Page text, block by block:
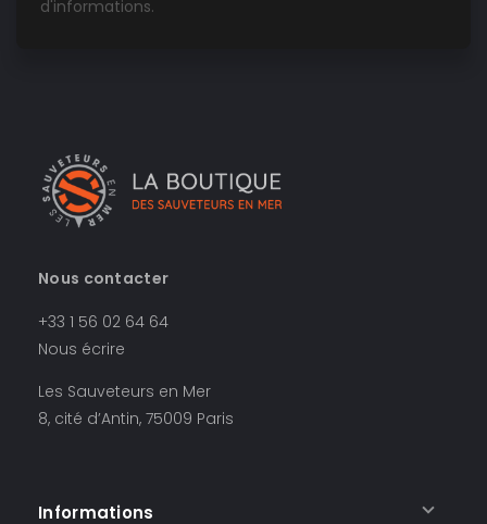
d'informations.
Nous contacter
+33 1 56 02 64 64
Nous écrire
Les Sauveteurs en Mer
8, cité d’Antin, 75009 Paris
Informations